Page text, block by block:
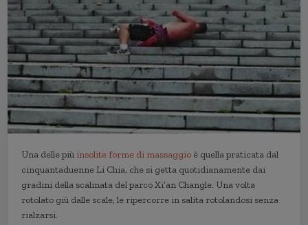
Una delle più insolite forme di massaggio è quella praticata dal
cinquantaduenne Li Chia, che si getta quotidianamente dai
gradini della scalinata del parco Xi’an Changle. Una volta
rotolato giù dalle scale, le ripercorre in salita rotolandosi senza
rialzarsi.